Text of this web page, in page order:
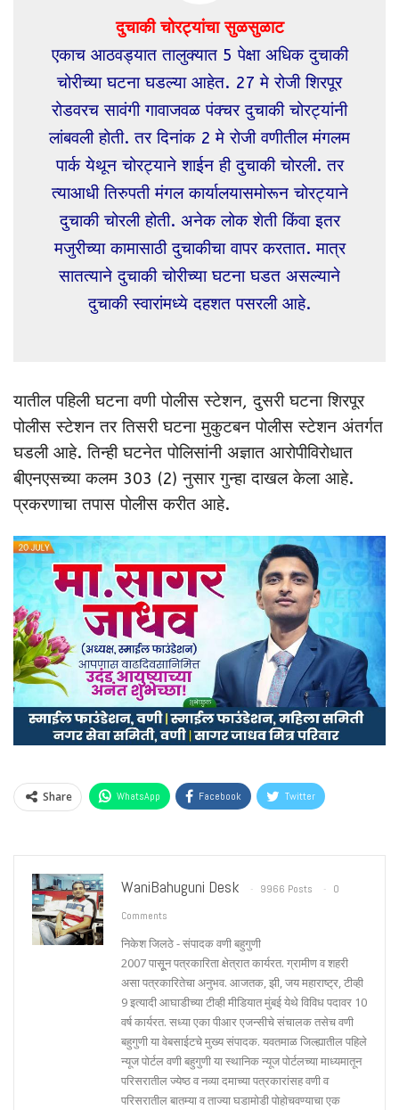
दुचाकी चोरट्यांचा सुळसुळाट
एकाच आठवड्यात तालुक्यात 5 पेक्षा अधिक दुचाकी
चोरीच्या घटना घडल्या आहेत. 27 मे रोजी शिरपूर
रोडवरच सावंगी गावाजवळ पंक्चर दुचाकी चोरट्यांनी
लांबवली होती. तर दिनांक 2 मे रोजी वणीतील मंगलम
पार्क येथून चोरट्याने शाईन ही दुचाकी चोरली. तर
त्याआधी तिरुपती मंगल कार्यालयासमोरून चोरट्याने
दुचाकी चोरली होती. अनेक लोक शेती किंवा इतर
मजुरीच्या कामासाठी दुचाकीचा वापर करतात. मात्र
सातत्याने दुचाकी चोरीच्या घटना घडत असल्याने
दुचाकी स्वारांमध्ये दहशत पसरली आहे.
यातील पहिली घटना वणी पोलीस स्टेशन, दुसरी घटना शिरपूर
पोलीस स्टेशन तर तिसरी घटना मुकुटबन पोलीस स्टेशन अंतर्गत
घडली आहे. तिन्ही घटनेत पोलिसांनी अज्ञात आरोपीविरोधात
बीएनएसच्या कलम 303 (2) नुसार गुन्हा दाखल केला आहे.
प्रकरणाचा तपास पोलीस करीत आहे.
Share WhatsApp Facebook Twitter
WaniBahuguni Desk 9966 Posts
0
Comments
निकेश जिलठे - संपादक वणी बहुगुणी
2007 पासूून पत्रकारिता क्षेत्रात कार्यरत. ग्रामीण व शहरी
असा पत्रकारितेचा अनुभव. आजतक, झी, जय महाराष्ट्र, टीव्ही
9 इत्यादी आघाडीच्या टीव्ही मीडियात मुंबई येथे विविध पदावर 10
वर्ष कार्यरत. सध्या एका पीआर एजन्सीचे संचालक तसेच वणी
बहुगुणी या वेबसाईटचे मुख्य संपादक. यवतमाळ जिल्ह्यातील पहिले
न्यूज पोर्टल वणी बहुगुणी या स्थानिक न्यूज पोर्टलच्या माध्यमातून
परिसरातील ज्येष्ठ व नव्या दमाच्या पत्रकारांसह वणी व
परिसरातील बातम्या व ताज्या घडामोडी पोहोचवण्याचा एक